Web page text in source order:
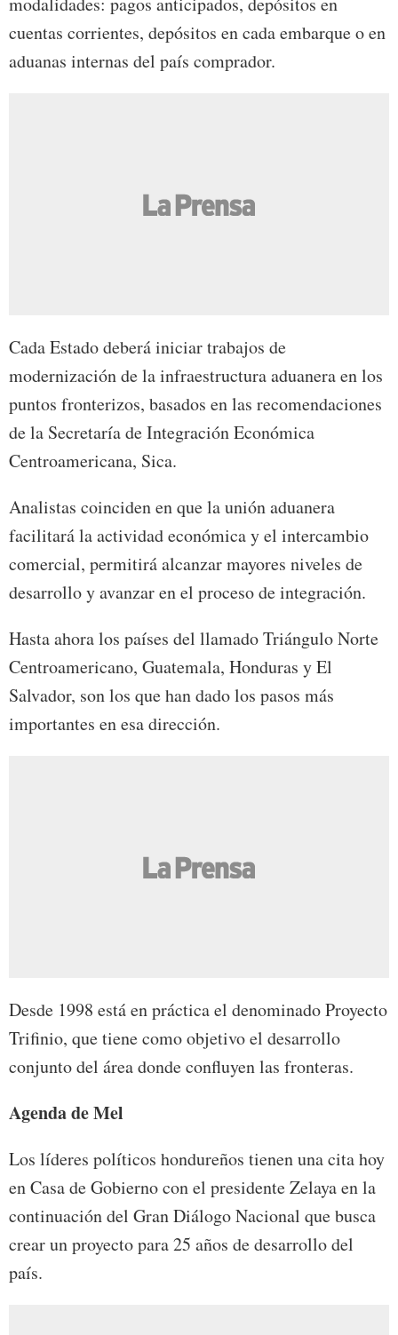
cuentas corrientes, depósitos en cada embarque o en
aduanas internas del país comprador.
Cada Estado deberá iniciar trabajos de
modernización de la infraestructura aduanera en los
puntos fronterizos, basados en las recomendaciones
de la Secretaría de Integración Económica
Centroamericana, Sica.
Analistas coinciden en que la unión aduanera
facilitará la actividad económica y el intercambio
comercial, permitirá alcanzar mayores niveles de
desarrollo y avanzar en el proceso de integración.
Hasta ahora los países del llamado Triángulo Norte
Centroamericano, Guatemala, Honduras y El
Salvador, son los que han dado los pasos más
importantes en esa dirección.
Desde 1998 está en práctica el denominado Proyecto
Trifinio, que tiene como objetivo el desarrollo
conjunto del área donde confluyen las fronteras.
Agenda de Mel
Los líderes políticos hondureños tienen una cita hoy
en Casa de Gobierno con el presidente Zelaya en la
continuación del Gran Diálogo Nacional que busca
crear un proyecto para 25 años de desarrollo del
país.